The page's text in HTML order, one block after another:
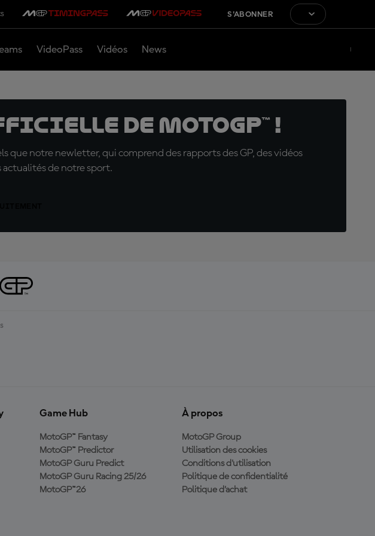
S'ABONNER
VideoPass Vidéos News
de MotoGP™ !
notre newletter, qui comprend des rapports des GP, des vidéos
actualités de notre sport.
Game Hub
MotoGP™ Fantasy
MotoGP™ Predictor
MotoGP Guru Predict
MotoGP Guru Racing 25/26
MotoGP™26
À propos
MotoGP Group
Utilisation des cookies
Conditions d'utilisation
Politique de confidentialité
Politique d’achat